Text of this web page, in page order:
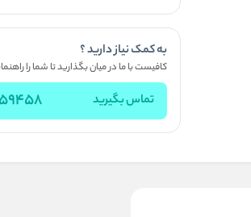
به کمک نیاز دارید ؟
کافیست با ما در میان بگذارید تا شما را
تماس بگیرید